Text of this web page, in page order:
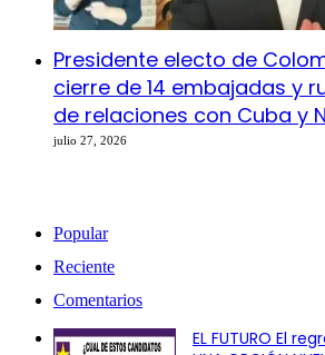
Presidente electo de
cierre de 14 embajadas y
de relaciones con Cuba y
julio 27, 2026
Popular
Reciente
Comentarios
EL FUTURO El